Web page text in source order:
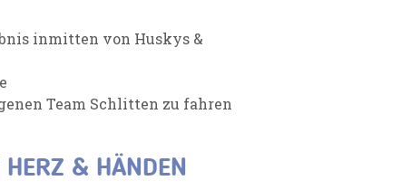
inmitten von Huskys &
Team Schlitten zu fahren
& HÄNDEN